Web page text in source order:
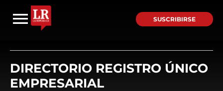
SUSCRIBIRSE
DIRECTORIO REGISTRO ÚNICO
EMPRESARIAL